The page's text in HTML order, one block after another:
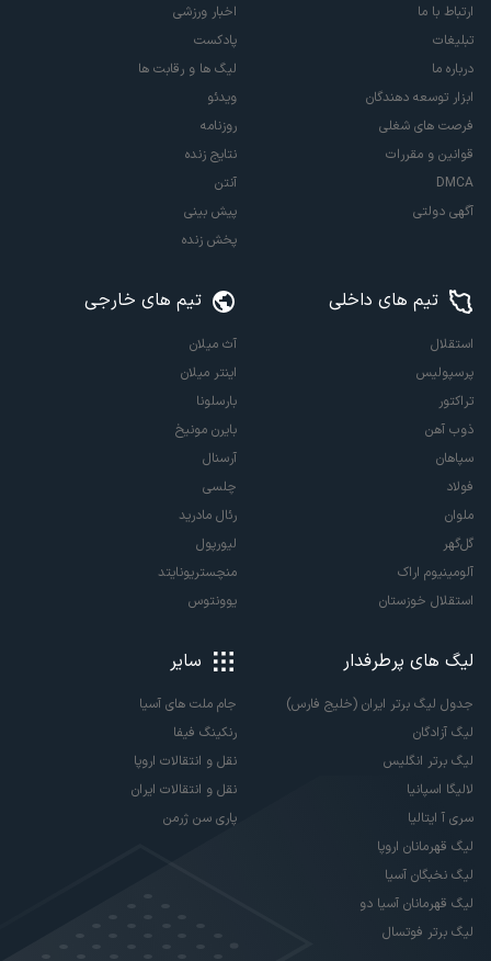
ارتباط با ما
تبلیغات
درباره ما
ابزار توسعه دهندگان
فرصت های شغلی
قوانین و مقررات
DMCA
آگهی دولتی
اخبار ورزشی
پادکست
لیگ ها و رقابت ها
ویدئو
روزنامه
نتایج زنده
آنتن
پیش بینی
پخش زنده
تیم های داخلی
استقلال
پرسپولیس
تراکتور
ذوب آهن
سپاهان
فولاد
ملوان
گل‌گهر
آلومینیوم اراک
استقلال خوزستان
تیم های خارجی
آث میلان
اینتر میلان
بارسلونا
بایرن مونیخ
آرسنال
چلسی
رئال مادرید
لیورپول
منچستریونایتد
یوونتوس
لیگ های پرطرفدار
جدول لیگ برتر ایران (خلیج فارس)
لیگ آزادگان
لیگ برتر انگلیس
لالیگا اسپانیا
سری آ ایتالیا
لیگ قهرمانان اروپا
لیگ نخبگان آسیا
لیگ قهرمانان آسیا دو
لیگ برتر فوتسال
سایر
جام ملت های آسیا
رنکینگ فیفا
نقل و انتقالات اروپا
نقل و انتقالات ایران
پاری سن ژرمن